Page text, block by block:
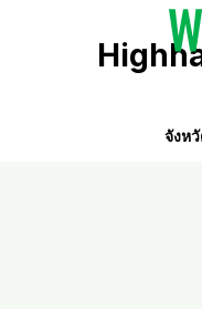
จังห